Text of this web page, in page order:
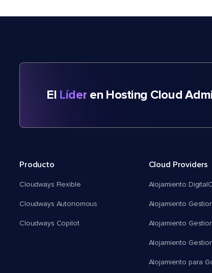
El Líder en Hosting Cloud
Producto
Cloudways Flexible
Cloudways Autonomous
Cloudways Copilot
Cloud Providers
Alojamiento
Alojamiento
Alojamiento
Alojamiento
Alojamiento para